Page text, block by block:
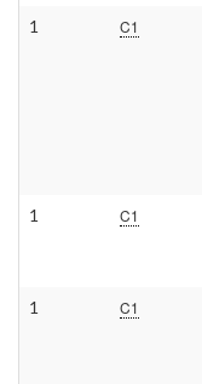
1 C1
1 C1
1 C1